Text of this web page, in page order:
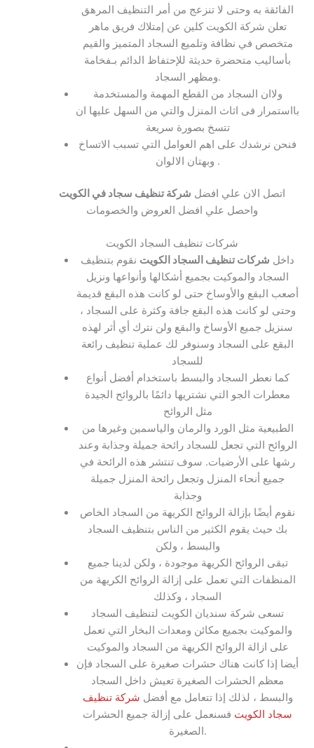
الفائقة به وحتى لا تنزعج من أمر التنظيف المرهق
تعلن شركة الكويت كلين عن إمتلاك فريق ماهر
متخصص في نظافة وتلميع السجاد المتميز والقيم
بأساليب متحضرة حديثة للإحتفاظ الدائم بـفخامة
ومظهر السجاد.
ولاان السجاد من القطع المهمة والمستخدمة
بااستمرار فى اثاث المنزل والتي من السهل عليها ان
تتسخ بصورة سريعة
فنحن نرشدك على اهم العوامل التي تسبب الاتساخ
وبهتان الالوان .
اتصل الان علي افضل شركة تنظيف سجاد في الكويت
واحصل علي افضل العروض والخصومات
شركات تنظيف السجاد الكويت
داخل شركات تنظيف السجاد الكويت نقوم بتنظيف
السجاد والموكيت بجميع أشكالها وأنواعها ونزيل
أصعب البقع والأوساخ حتى لو كانت هذه البقع قديمة
وحتى لو كانت هذه البقع جافة وكثرة على السجاد ،
سنزيل جميع الأوساخ والبقع ولن نترك أي أثر لهذه
البقع على السجاد وسنوفر لك عملية تنظيف رائعة
للسجاد
كما نعطر السجاد والبسط باستخدام أفضل أنواع
معطرات الجو التي نشتريها دائمًا بالروائح الجيدة
مثل الروائح
الطبيعية مثل الورد والرمان والياسمين وغيرها من
الروائح التي تجعل للسجاد رائحة جميلة وجذابة وعند
رشها على الأرضيات. سوف تنتشر هذه الرائحة في
جميع أنحاء المنزل وتجعل رائحة المنزل جميلة
وجذابة
نقوم أيضًا بإزالة الروائح الكريهة من السجاد الخاص
بك حيث يقوم الكثير من الناس بتنظيف السجاد
والبسط ، ولكن
تبقى الروائح الكريهة موجودة ، ولكن لدينا جميع
المنظفات التي تعمل على إزالة الروائح الكريهة من
السجاد ، وكذلك
تسعى شركة سنديان الكويت لتنظيف السجاد
والموكيت بجميع مكائن ​​ومعدات البخار التي تعمل
على ازالة الروائح الكريهة من السجاد والموكيت
أيضا إذا كانت هناك حشرات صغيرة على السجاد فإن
معظم الحشرات الصغيرة تعيش داخل السجاد
والبسط ، لذلك إذا تتعامل مع أفضل شركة تنظيف
سجاد الكويت فسنعمل على إزالة جميع الحشرات
الصغيرة.